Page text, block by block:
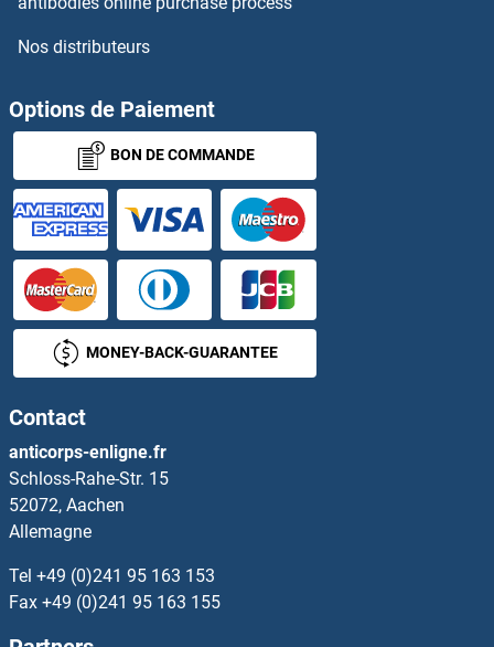
KCNC2 Anticorps
KCNC3 Anticorps
KCND1 Anticorps
KCND2 Anticorps
KCND3 Anticorps
KCNE1 Anticorps
KCNE2 Anticorps
Kcne3 Anticorps
KCNG1 Anticorps
Kcng2 Anticorps
Nos distributeurs
Options de Paiement
BON DE COMMANDE
MONEY-BACK-GUARANTEE
Contact
anticorps-enligne.fr
Schloss-Rahe-Str. 15
52072, Aachen
Allemagne
Tel +49 (0)241 95 163 153
Fax +49 (0)241 95 163 155